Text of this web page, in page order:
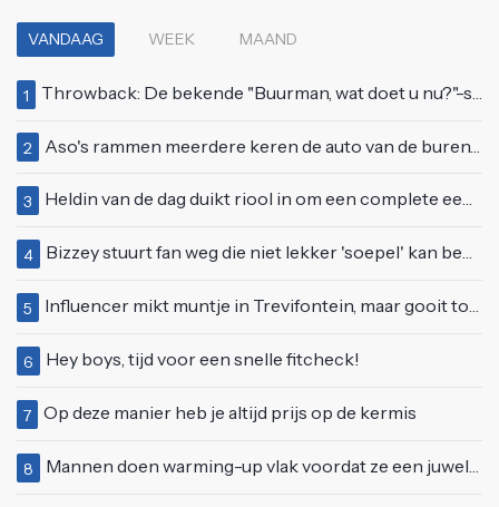
VANDAAG WEEK MAAND
1 Throwback: De bekende "Buurman, wat doet u nu?"-scène uit Flodder met Tatjana Šimić
2 Aso's rammen meerdere keren de auto van de buren, maar doen alsof er niets gebeurd is
3 Heldin van de dag duikt riool in om een complete eendenfamilie te redden
4 Bizzey stuurt fan weg die niet lekker 'soepel' kan bewegen op podium
5 Influencer mikt muntje in Trevifontein, maar gooit toerist bijna knock-out
6 Hey boys, tijd voor een snelle fitcheck!
7 Op deze manier heb je altijd prijs op de kermis
8 Mannen doen warming-up vlak voordat ze een juwelierszaak in Rhenen overvallen